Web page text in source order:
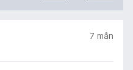
7 mån